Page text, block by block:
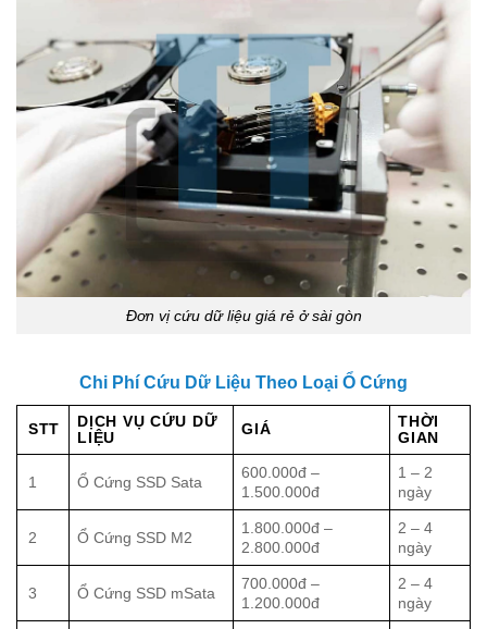
Đơn vị cứu dữ liệu giá rẻ ở sài gòn
Chi Phí Cứu Dữ Liệu Theo Loại Ổ Cứng
STT
DỊCH VỤ CỨU DỮ
LIỆU
GIÁ
THỜI
GIAN
1 Ổ Cứng SSD Sata
600.000đ –
1.500.000đ
1 – 2
ngày
2 Ổ Cứng SSD M2
1.800.000đ –
2.800.000đ
2 – 4
ngày
3 Ổ Cứng SSD mSata
700.000đ –
1.200.000đ
2 – 4
ngày